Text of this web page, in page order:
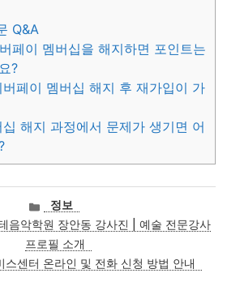
Q&A
페이 멤버십을 해지하면 포인트는
?
버페이 멤버십 해지 후 재가입이 가
해지 과정에서 문제가 생기면 어
카
테
고
리
정보
음악학원 장안동 강사진 | 예술 전문강사
프로필 소개
스센터 온라인 및 전화 신청 방법 안내